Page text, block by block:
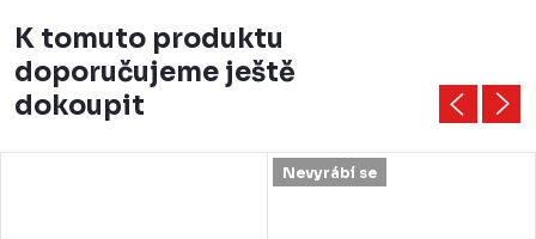
K tomuto produktu
doporučujeme ještě
dokoupit
Nevyrábí se